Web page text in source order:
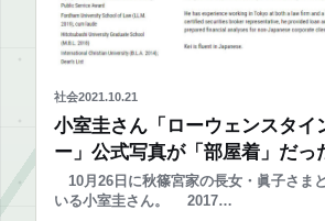
社会2021.10.21
小室圭さん「ローウェンスタイ
ー」公式写真が「部屋着」だっ
10月26日に秋篠宮家の長女・眞子さま
いる小室圭さん。 2017…